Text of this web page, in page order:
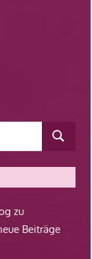
zu
Beiträge